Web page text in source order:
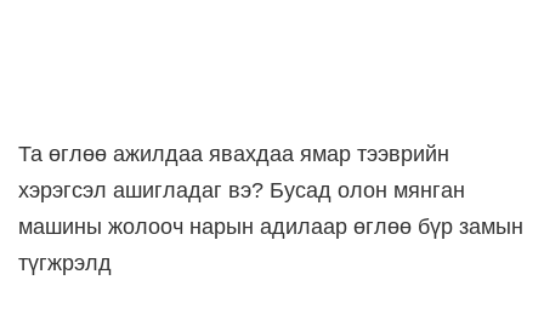
Та өглөө ажилдаа явахдаа ямар тээврийн
хэрэгсэл ашигладаг вэ? Бусад олон мянган
машины жолооч нарын адилаар өглөө бүр замын
түгжрэлд